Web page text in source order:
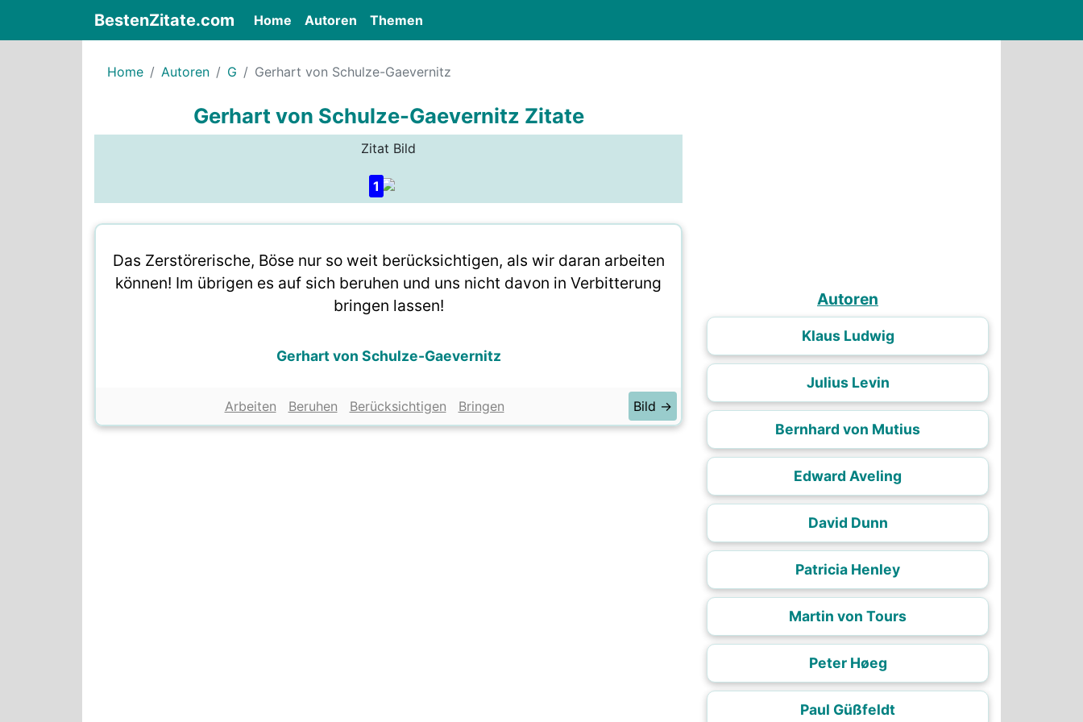
BestenZitate.com Home (current)
Autoren Themen
Home Autoren G Gerhart von Schulze-Gaevernitz
Gerhart von Schulze-Gaevernitz Zitate
Zitat Bild
1
Das Zerstörerische, Böse nur so weit berücksichtigen, als wir daran arbeiten
können! Im übrigen es auf sich beruhen und uns nicht davon in Verbitterung
bringen lassen!
Gerhart von Schulze-Gaevernitz
Arbeiten Beruhen Berücksichtigen Bringen Bild →
Autoren
Klaus Ludwig
Julius Levin
Bernhard von Mutius
Edward Aveling
David Dunn
Patricia Henley
Martin von Tours
Peter Høeg
Paul Güßfeldt